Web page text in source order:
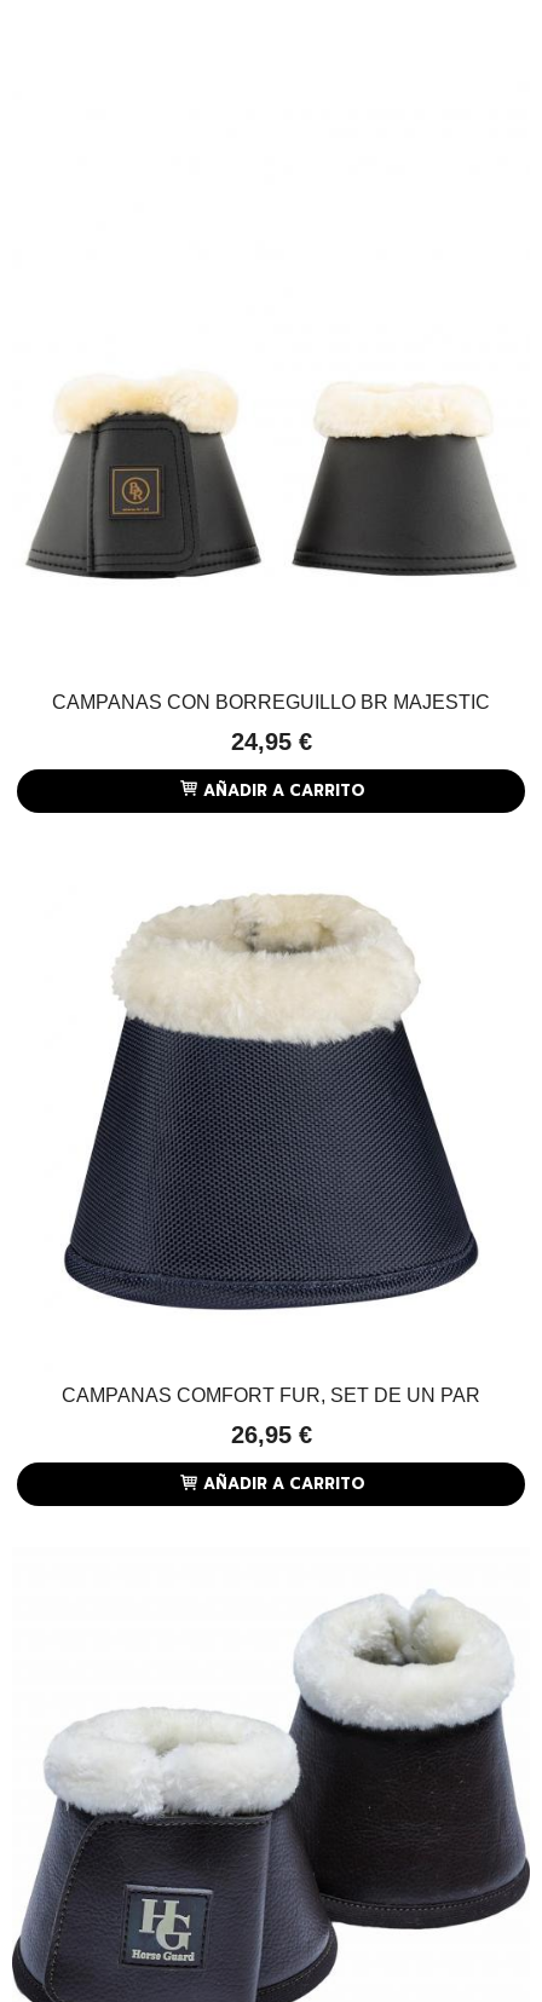
CAMPANAS CON BORREGUILLO BR MAJESTIC
24,95 €
AÑADIR A CARRITO
CAMPANAS COMFORT FUR, SET DE UN PAR
26,95 €
AÑADIR A CARRITO